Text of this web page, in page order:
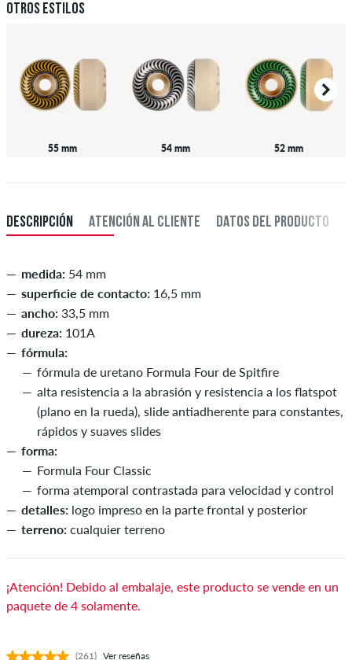
Otros estilos
55 mm 54 mm 52 mm
DESCRIPCIÓN ATENCIÓN AL CLIENTE DATOS DEL PRODUCTO
medida: 54 mm
superficie de contacto: 16,5 mm
ancho: 33,5 mm
dureza: 101A
fórmula:
fórmula de uretano Formula Four de Spitfire
alta resistencia a la abrasión y resistencia a los flatspot
(plano en la rueda), slide antiadherente para constantes,
rápidos y suaves slides
forma:
Formula Four Classic
forma atemporal contrastada para velocidad y control
detalles: logo impreso en la parte frontal y posterior
terreno: cualquier terreno
¡Atención! Debido al embalaje, este producto se vende en un
paquete de 4 solamente.
(261) Ver reseñas